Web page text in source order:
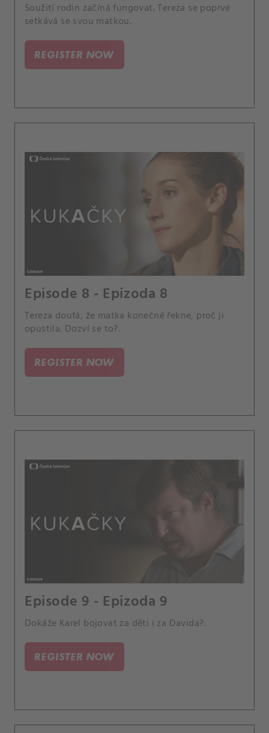
Soužití rodin začíná fungovat. Tereza se poprvé
setkává se svou matkou.
REGISTER NOW
Episode 8 - Epizoda 8
Tereza doufá, že matka konečně řekne, proč ji
opustila. Dozví se to?.
REGISTER NOW
Episode 9 - Epizoda 9
Dokáže Karel bojovat za děti i za Davida?.
REGISTER NOW